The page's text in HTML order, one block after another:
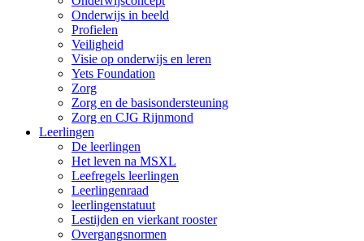
Onderwijs in beeld
Profielen
Veiligheid
Visie op onderwijs en leren
Yets Foundation
Zorg
Zorg en de basisondersteuning
Zorg en CJG Rijnmond
Leerlingen
De leerlingen
Het leven na MSXL
Leefregels leerlingen
Leerlingenraad
leerlingenstatuut
Lestijden en vierkant rooster
Overgangsnormen